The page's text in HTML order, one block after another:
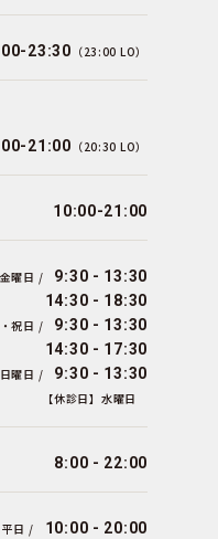
23:30 （23:00 LO）
21:00 （20:30 LO）
10:00-21:00
曜日 /
9:30 - 13:30
14:30 - 18:30
祝日 /
9:30 - 13:30
14:30 - 17:30
日曜日 / 9:30 - 13:30
【休診日】水曜日
8:00 - 22:00
平日 / 10:00 - 20:00